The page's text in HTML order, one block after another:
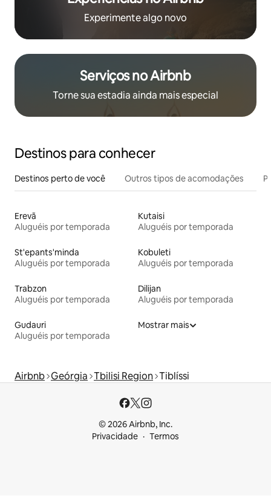
Experimente algo novo
Serviços no Airbnb
Torne sua estadia ainda mais especial
Destinos para conhecer
Destinos perto de você Outros tipos de acomodações
Erevã
Aluguéis por temporada
Kutaisi
Aluguéis por temporada
St'epants'minda
Aluguéis por temporada
Kobuleti
Aluguéis por temporada
Trabzon
Aluguéis por temporada
Dilijan
Aluguéis por temporada
Gudauri
Aluguéis por temporada
Mostrar mais
Airbnb Geórgia Tbilisi Region Tiblíssi
© 2026 Airbnb, Inc.
Privacidade
Termos